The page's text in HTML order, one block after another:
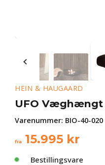
HEIN & HAUGAARD
UFO Væghængt
Varenummer: BIO-40-020
fra 15.995 kr
Bestillingsvare